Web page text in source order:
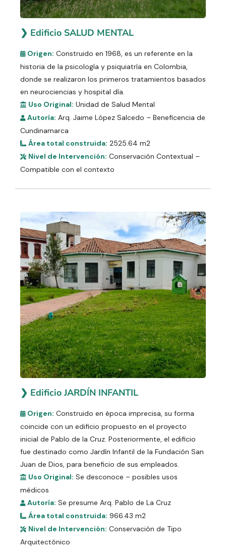
❯ Edificio SALUD MENTAL
Origen: Construido en 1968, es un referente en la
historia de la psicología y psiquiatría en Colombia,
donde se realizaron los primeros tratamientos basados
en neurociencias y hospital día.
Uso Original: Unidad de Salud Mental
Autoría: Arq. Jaime López Salcedo – Beneficencia de
Cundinamarca
Área total construida: 2525.64 m2
Nivel de Intervención: Conservación Contextual –
Compatible con el contexto
❯ Edificio JARDÍN INFANTIL
Origen: Construido en época imprecisa, su forma
coincide con un edificio propuesto en el proyecto
inicial de Pablo de la Cruz. Posteriormente, el edificio
fue destinado como Jardín Infantil de la Fundación San
Juan de Dios, para beneficio de sus empleados.
Uso Original: Se desconoce – posibles usos
médicos
Autoría: Se presume Arq. Pablo de La Cruz
Área total construida: 966.43 m2
Nivel de Intervención: Conservación de Tipo
Arquitectónico